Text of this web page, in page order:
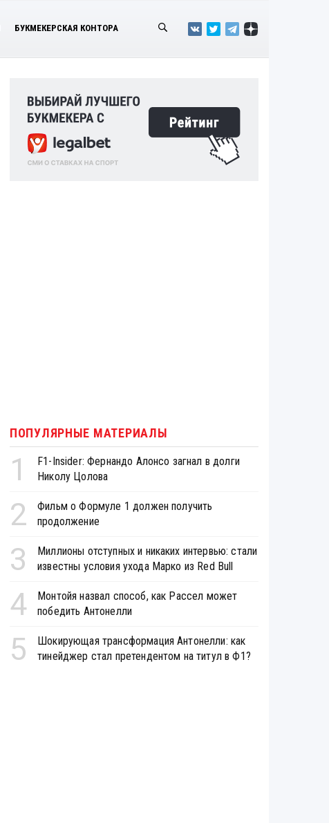
БУКМЕКЕРСКАЯ КОНТОРА
ПОПУЛЯРНЫЕ МАТЕРИАЛЫ
1
F1-Insider: Фернандо Алонсо загнал в долги
Николу Цолова
2
Фильм о Формуле 1 должен получить
продолжение
3
Миллионы отступных и никаких интервью: стали
известны условия ухода Марко из Red Bull
4
Монтойя назвал способ, как Рассел может
победить Антонелли
5
Шокирующая трансформация Антонелли: как
тинейджер стал претендентом на титул в Ф1?